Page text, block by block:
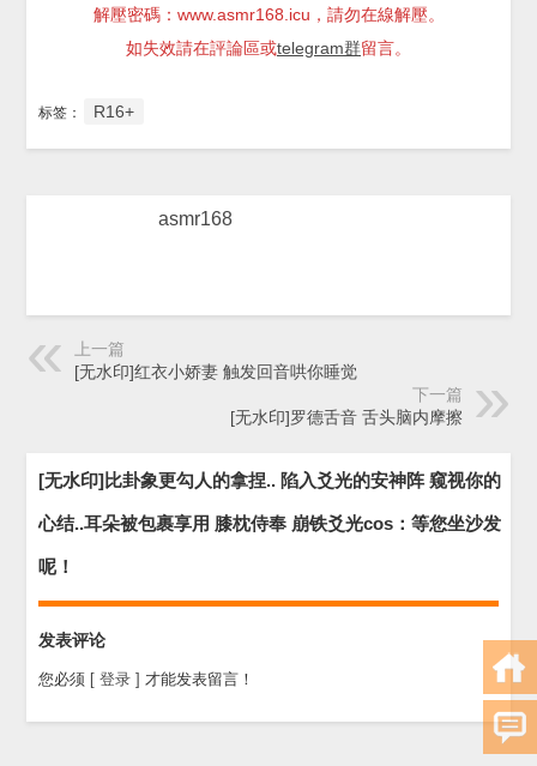
解壓密碼：www.asmr168.icu，請勿在線解壓。
如失效請在評論區或telegram群留言。
标签： R16+
asmr168
上一篇
[无水印]红衣小娇妻 触发回音哄你睡觉
下一篇
[无水印]罗德舌音 舌头脑内摩擦
[无水印]比卦象更勾人的拿捏.. 陷入爻光的安神阵 窥视你的
心结..耳朵被包裹享用 膝枕侍奉 崩铁爻光cos：等您坐沙发
呢！
发表评论
您必须 [ 登录 ] 才能发表留言！